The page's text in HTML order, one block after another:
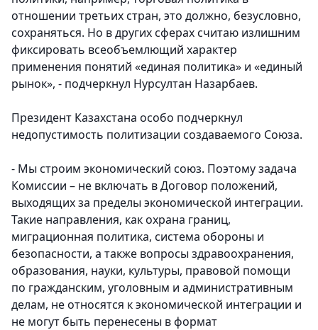
отношении третьих стран, это должно, безусловно,
сохраняться. Но в других сферах считаю излишним
фиксировать всеобъемлющий характер
применения понятий «единая политика» и «единый
рынок», - подчеркнул Нурсултан Назарбаев.
Президент Казахстана особо подчеркнул
недопустимость политизации создаваемого Союза.
- Мы строим экономический союз. Поэтому задача
Комиссии – не включать в Договор положений,
выходящих за пределы экономической интеграции.
Такие направления, как охрана границ,
миграционная политика, система обороны и
безопасности, а также вопросы здравоохранения,
образования, науки, культуры, правовой помощи
по гражданским, уголовным и административным
делам, не относятся к экономической интеграции и
не могут быть перенесены в формат